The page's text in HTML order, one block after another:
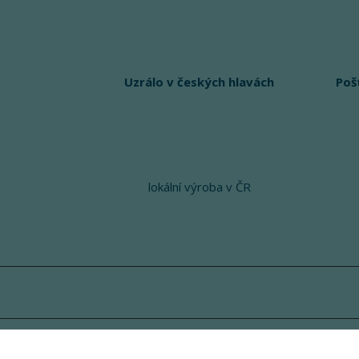
Uzrálo v českých hlavách
lokální výroba v ČR